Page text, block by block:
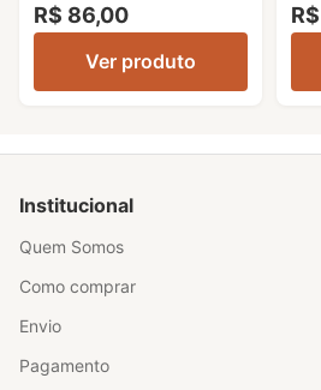
R$ 86,00
Ver produto
Institucional
Quem Somos
Como comprar
Envio
Pagamento